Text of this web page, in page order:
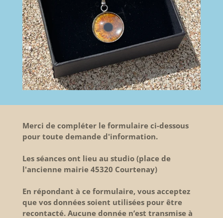
Merci de compléter le formulaire ci-dessous
pour toute demande d'information.
Les séances ont lieu au studio (place de
l'ancienne mairie 45320 Courtenay)
En répondant à ce formulaire, vous acceptez
que vos données soient utilisées pour être
recontacté. Aucune donnée n’est transmise à